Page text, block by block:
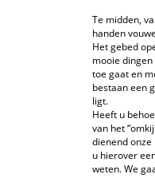
Te midden,
handen
Het gebed
mooie
toe gaat en
bestaan een
ligt.
Heeft u
van het
dienend
u hierover
weten. We